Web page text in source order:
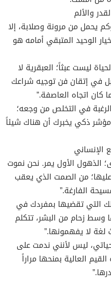
يحمل من مرونة وصلابة، إلا
الوحيد المتبقي أمامه هو
ليست عبثاً؛ العبقرية لا
في إتقان فن توجيه شراعك
كان اتجاه العاصفة.”
في التخلص من وجعه؛
ذكي يخبرك أن هناك شيئاً
الذهول الأول يمر. نحن نموت
عليها؛ من الصمت الذي يعقب
الفارغة.”
التي تقضيها بمفردك في
وسط زحام من البشر، تتكلم
لغة لا يفهمونها.”
ليس لأنني ندمت على
العالية بمنحها مراراً